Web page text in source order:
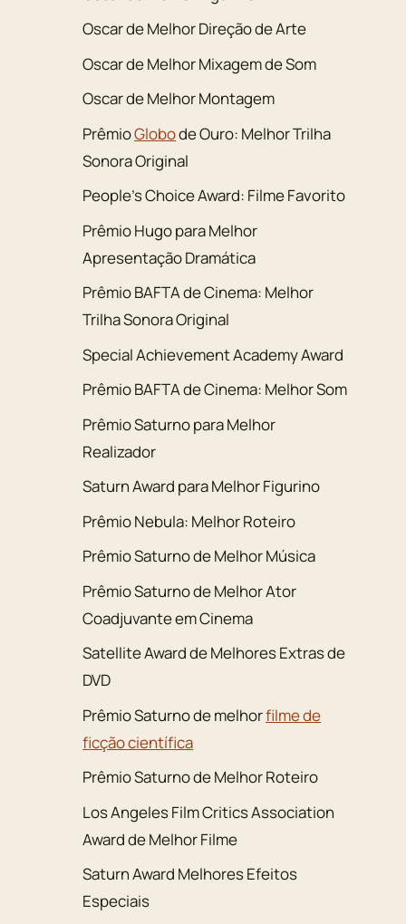
Oscar de Melhor Direção de Arte
Oscar de Melhor Mixagem de Som
Oscar de Melhor Montagem
PrêmioGlobode Ouro: Melhor Trilha
Sonora Original
People’s Choice Award: Filme Favorito
Prêmio Hugo para Melhor
Apresentação Dramática
Prêmio BAFTA de Cinema: Melhor
Trilha Sonora Original
Special Achievement Academy Award
Prêmio BAFTA de Cinema: Melhor Som
Prêmio Saturno para Melhor
Realizador
Saturn Award para Melhor Figurino
Prêmio Nebula: Melhor Roteiro
Prêmio Saturno de Melhor Música
Prêmio Saturno de Melhor Ator
Coadjuvante em Cinema
Satellite Award de Melhores Extras de
DVD
Prêmio Saturno de melhorfilme de
ficção científica
Prêmio Saturno de Melhor Roteiro
Los Angeles Film Critics Association
Award de Melhor Filme
Saturn Award Melhores Efeitos
Especiais